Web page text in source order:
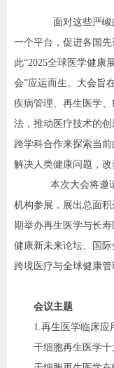
面对这些严峻
一个平台，促进各国
此“2025全球医学健康
会”应运而生。大会旨
疾病管理、再生医学
法，推动医疗技术的
跨学科合作来探索当
解决人类健康问题，改
本次大会将邀请
机构参展，展出总面积
期举办再生医学与长
健康新未来论坛、国际
跨境医疗与全球健康管
会议主题
1.再生医学临床应
干细胞再生医学